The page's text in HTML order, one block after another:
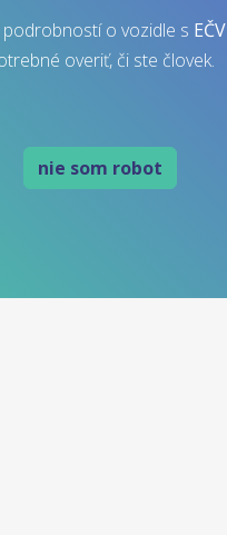
o vozidle s EČV
overiť, či ste človek.
nie som robot